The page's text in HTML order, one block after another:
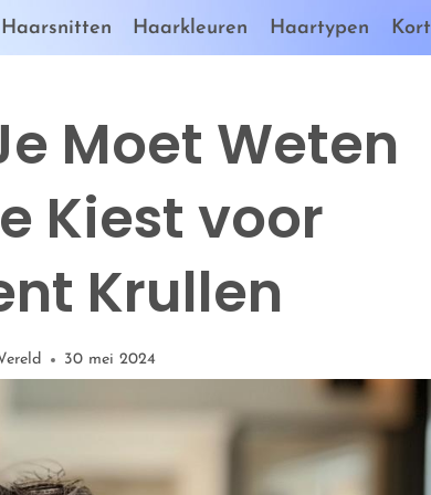
Haarsnitten Haarkleuren Haartypen Kort
Moet Weten
Kiest voor
Krullen
30 mei 2024